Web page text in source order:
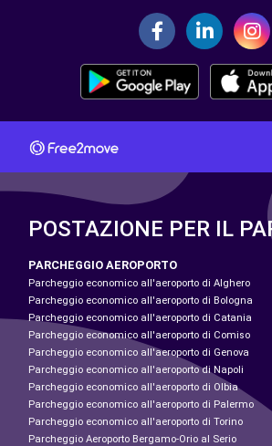
POSTAZIONE PER IL
PARCHEGGIO AEROPORTO
Parcheggio economico all'aeroporto di Alghero
Parcheggio economico all'aeroporto di Bologna
Parcheggio economico all'aeroporto di Catania
Parcheggio economico all'aeroporto di Comiso
Parcheggio economico all'aeroporto di Genova
Parcheggio economico all'aeroporto di Napoli
Parcheggio economico all'aeroporto di Olbia
Parcheggio economico all'aeroporto di Palermo
Parcheggio economico all'aeroporto di Torino
Parcheggio Aeroporto Bergamo-Orio al Serio